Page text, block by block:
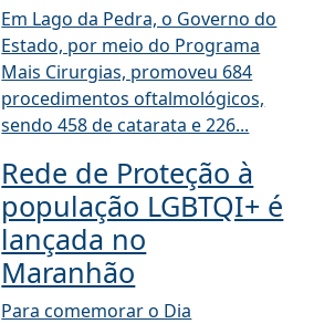
Em Lago da Pedra, o Governo do
Estado, por meio do Programa
Mais Cirurgias, promoveu 684
procedimentos oftalmológicos,
sendo 458 de catarata e 226...
Rede de Proteção à
população LGBTQI+ é
lançada no
Maranhão
Para comemorar o Dia